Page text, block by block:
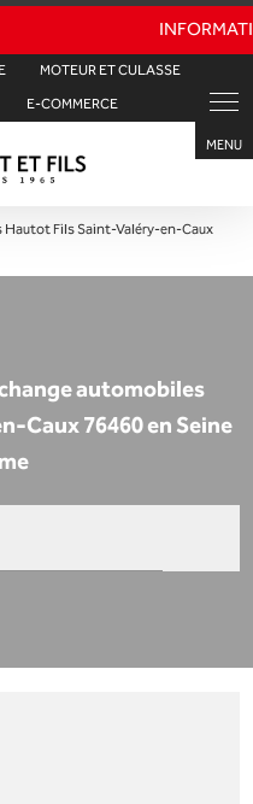
MOTEUR ET CULASSE
E-COMMERCE
Hautot Fils Saint-Valéry-en-Caux
automobiles
Caux 76460 en Seine